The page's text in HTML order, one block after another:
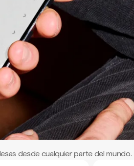
desde cualquier parte del mundo.